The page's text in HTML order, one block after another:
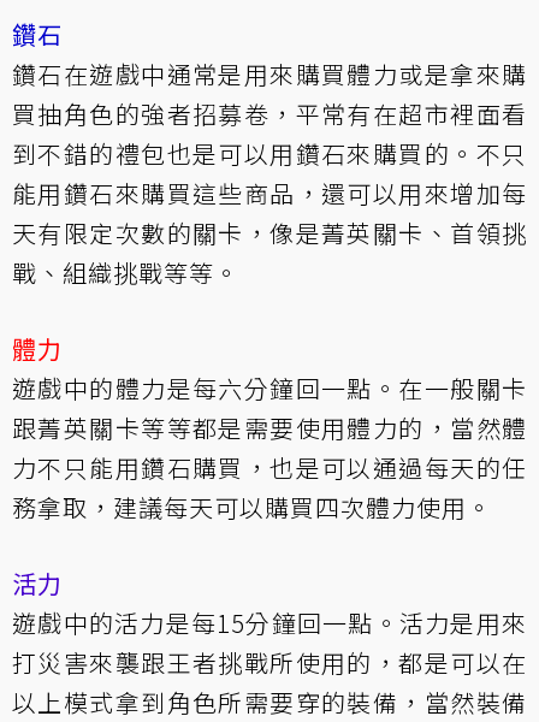
鑽石
鑽石在遊戲中通常是用來購買體力或是拿來購
買抽角色的強者招募卷，平常有在超市裡面看
到不錯的禮包也是可以用鑽石來購買的。不只
能用鑽石來購買這些商品，還可以用來增加每
天有限定次數的關卡，像是菁英關卡、首領挑
戰、組織挑戰等等。
體力
遊戲中的體力是每六分鐘回一點。在一般關卡
跟菁英關卡等等都是需要使用體力的，當然體
力不只能用鑽石購買，也是可以通過每天的任
務拿取，建議每天可以購買四次體力使用。
活力
遊戲中的活力是每15分鐘回一點。活力是用來
打災害來襲跟王者挑戰所使用的，都是可以在
以上模式拿到角色所需要穿的裝備，當然裝備